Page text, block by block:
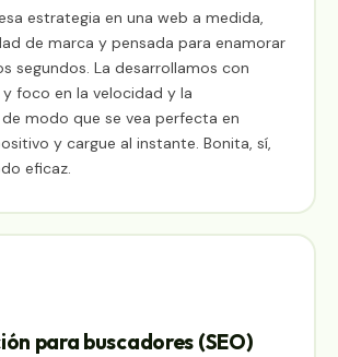
estrategia en una web a medida,
de marca y pensada para enamorar
segundos. La desarrollamos con
foco en la velocidad y la
modo que se vea perfecta en
y cargue al instante. Bonita, sí,
eficaz.
para buscadores (SEO)